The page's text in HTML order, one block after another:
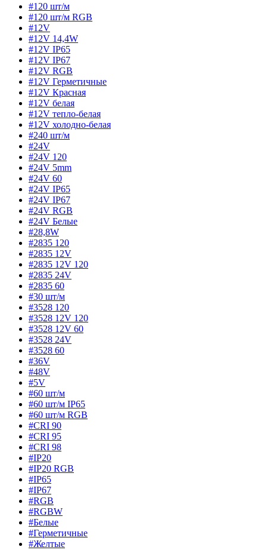
#120 шт/м
#120 шт/м RGB
#12V
#12V 14,4W
#12V IP65
#12V IP67
#12V RGB
#12V Герметичные
#12V Красная
#12V белая
#12V тепло-белая
#12V холодно-белая
#240 шт/м
#24V
#24V 120
#24V 5mm
#24V 60
#24V IP65
#24V IP67
#24V RGB
#24V Белые
#28,8W
#2835 120
#2835 12V
#2835 12V 120
#2835 24V
#2835 60
#30 шт/м
#3528 120
#3528 12V 120
#3528 12V 60
#3528 24V
#3528 60
#36V
#48V
#5V
#60 шт/м
#60 шт/м IP65
#60 шт/м RGB
#CRI 90
#CRI 95
#CRI 98
#IP20
#IP20 RGB
#IP65
#IP67
#RGB
#RGBW
#Белые
#Герметичные
#Желтые